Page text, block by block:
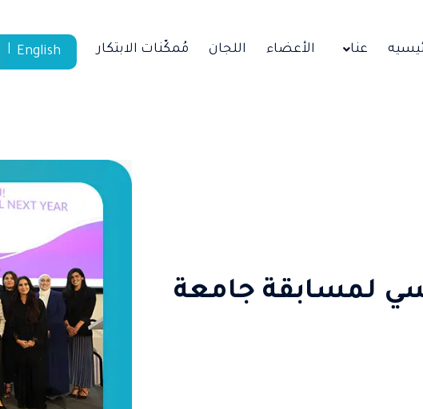
عنا الأعضاء اللجان مُمكّنات الابتكار English
لمسابقة جامعة